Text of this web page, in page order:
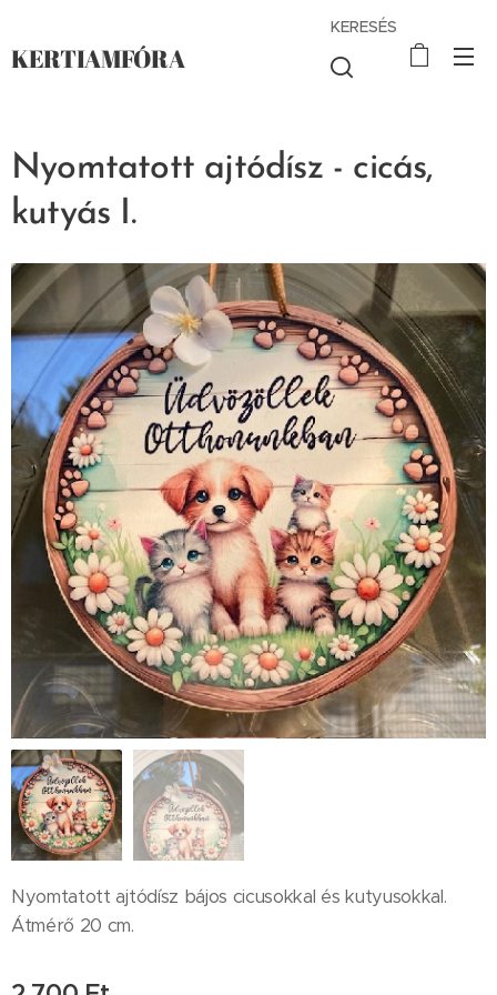
KERTIAMFÓRA
KERESÉS
Nyomtatott ajtódísz - cicás,
kutyás I.
Nyomtatott ajtódísz bájos cicusokkal és kutyusokkal.
Átmérő 20 cm.